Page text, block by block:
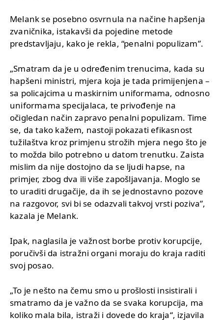
Melank se posebno osvrnula na načine hapšenja
zvaničnika, istakavši da pojedine metode
predstavljaju, kako je rekla, “penalni populizam”.
„Smatram da je u određenim trenucima, kada su
hapšeni ministri, mjera koja je tada primijenjena –
sa policajcima u maskirnim uniformama, odnosno
uniformama specijalaca, te privođenje na
očigledan način zapravo penalni populizam. Time
se, da tako kažem, nastoji pokazati efikasnost
tužilaštva kroz primjenu strožih mjera nego što je
to možda bilo potrebno u datom trenutku. Zaista
mislim da nije dostojno da se ljudi hapse, na
primjer, zbog dva ili više zapošljavanja. Moglo se
to uraditi drugačije, da ih se jednostavno pozove
na razgovor, svi bi se odazvali takvoj vrsti poziva”,
kazala je Melank.
Ipak, naglasila je važnost borbe protiv korupcije,
poručivši da istražni organi moraju do kraja raditi
svoj posao.
„To je nešto na čemu smo u prošlosti insistirali i
smatramo da je važno da se svaka korupcija, ma
koliko mala bila, istraži i dovede do kraja“, izjavila